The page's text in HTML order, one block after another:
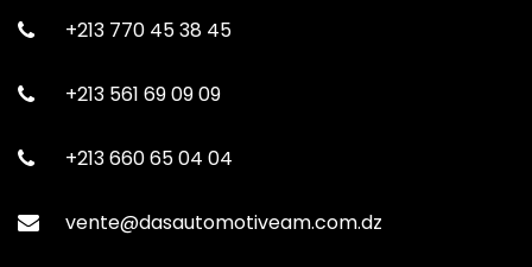
+213 770 45 38 45
+213 561 69 09 09
+213 660 65 04 04
vente@dasautomotiveam.com.dz